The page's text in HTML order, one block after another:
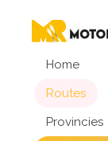
Home
Routes
Provincies